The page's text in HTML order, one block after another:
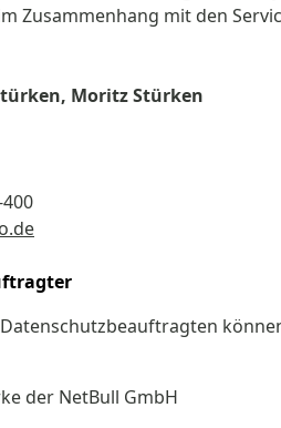
Zusammenhang mit den
Moritz Stürken
der NetBull GmbH